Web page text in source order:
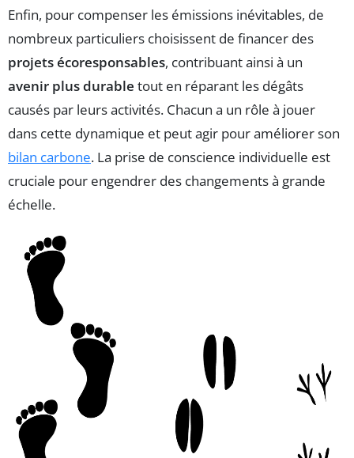
Enfin, pour compenser les émissions inévitables, de
nombreux particuliers choisissent de financer des
projets écoresponsables, contribuant ainsi à un
avenir plus durable tout en réparant les dégâts
causés par leurs activités. Chacun a un rôle à jouer
dans cette dynamique et peut agir pour améliorer son
bilan carbone. La prise de conscience individuelle est
cruciale pour engendrer des changements à grande
échelle.